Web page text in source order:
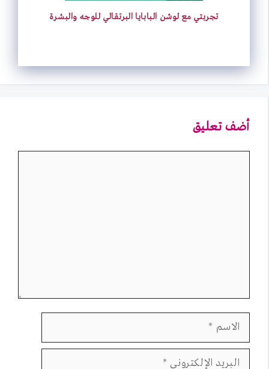
تجربتي مع لوشن البابايا البرتقالي للوجه والبشرة
أضف تعليق
الاسم
البريد